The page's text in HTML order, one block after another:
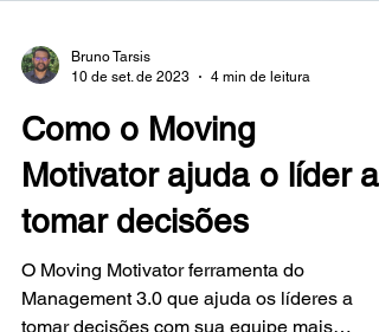
Bruno Tarsis
4 min de leitura
Como o Moving
tomar decisões